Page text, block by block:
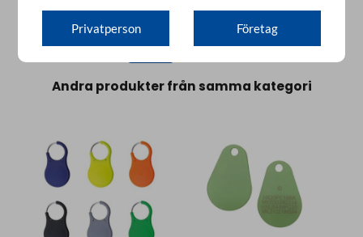
Andra produkter från samma kategori
Privatperson Företag